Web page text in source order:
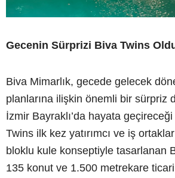
Gecenin Sürprizi Biva Twins
Biva Mimarlık, gecede gelecek
planlarına ilişkin önemli bir sürpriz
İzmir Bayraklı’da hayata
Twins ilk kez yatırımcı ve iş
bloklu kule konseptiyle tasarlanan
135 konut ve 1.500 metrekare